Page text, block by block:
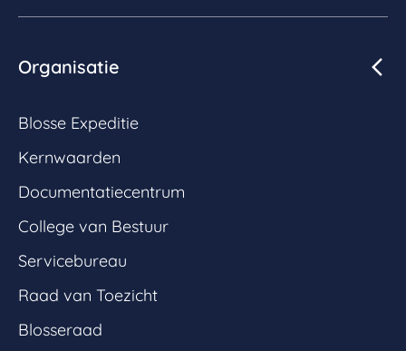
Organisatie
Blosse Expeditie
Kernwaarden
Documentatiecentrum
College van Bestuur
Servicebureau
Raad van Toezicht
Blosseraad